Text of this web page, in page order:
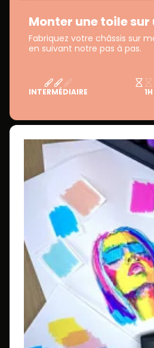
Monter une toile sur
Fabriquez votre châssis sur
en suivant notre pas à pas.
INTERMÉDIAIRE 1H